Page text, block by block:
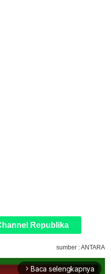
Republika
sumber : ANTARA
arrow_forward_ios Baca selengkapnya